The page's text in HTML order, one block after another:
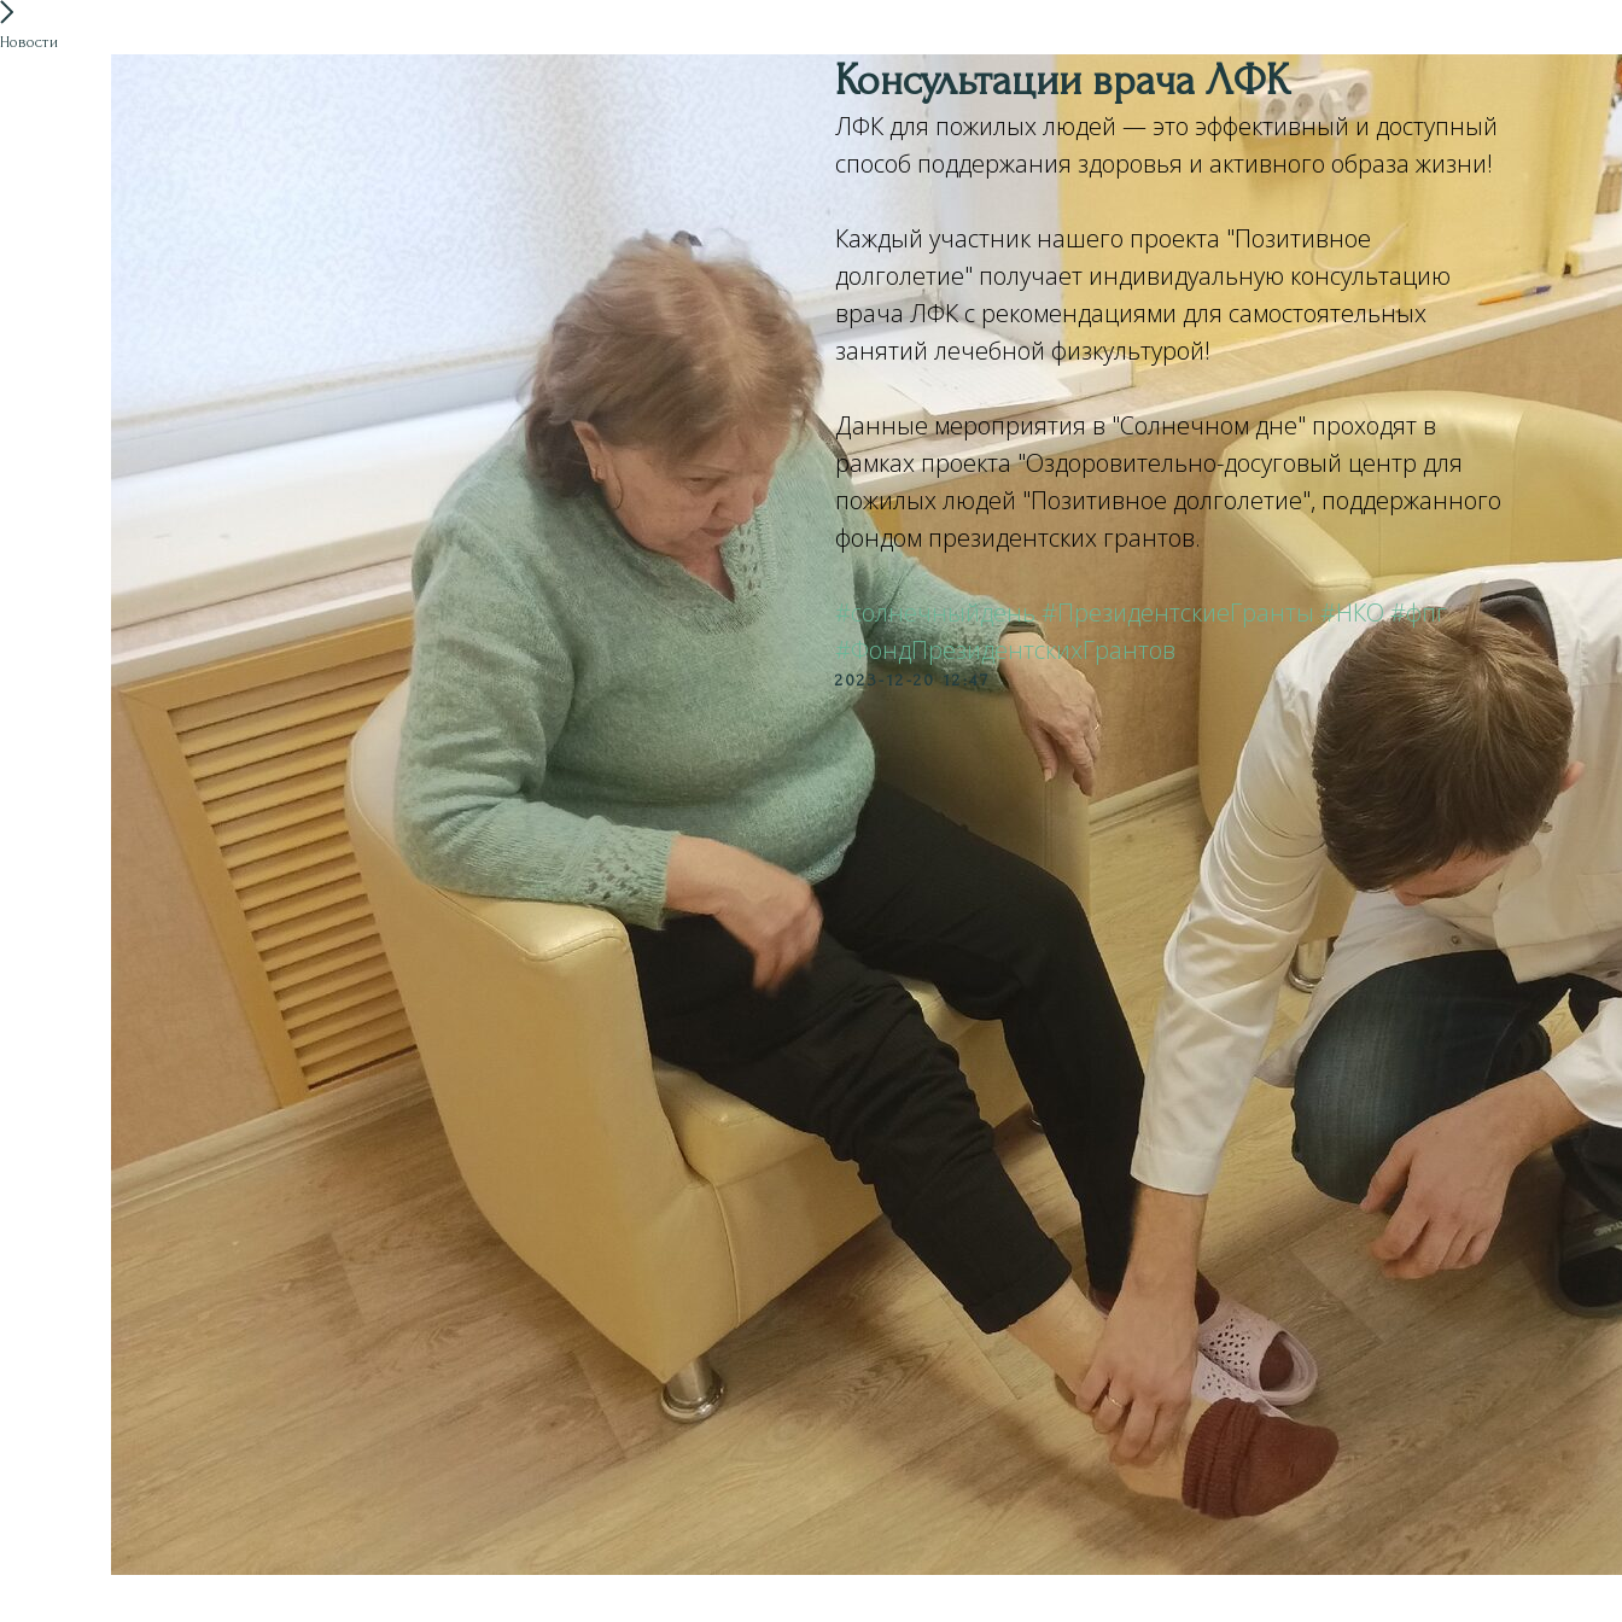
Новости
Консультации врача ЛФК
ЛФК для пожилых людей — это эффективный и доступный
способ поддержания здоровья и активного образа жизни!
Каждый участник нашего проекта "Позитивное
долголетие" получает индивидуальную консультацию
врача ЛФК с рекомендациями для самостоятельных
занятий лечебной физкультурой!
Данные мероприятия в "Солнечном дне" проходят в
рамках проекта "Оздоровительно-досуговый центр для
пожилых людей "Позитивное долголетие", поддержанного
фондом президентских грантов.
#солнечныйдень#ПрезидентскиеГранты #НКО#фпг
#ФондПрезидентскихГрантов
2023-12-20 12:47